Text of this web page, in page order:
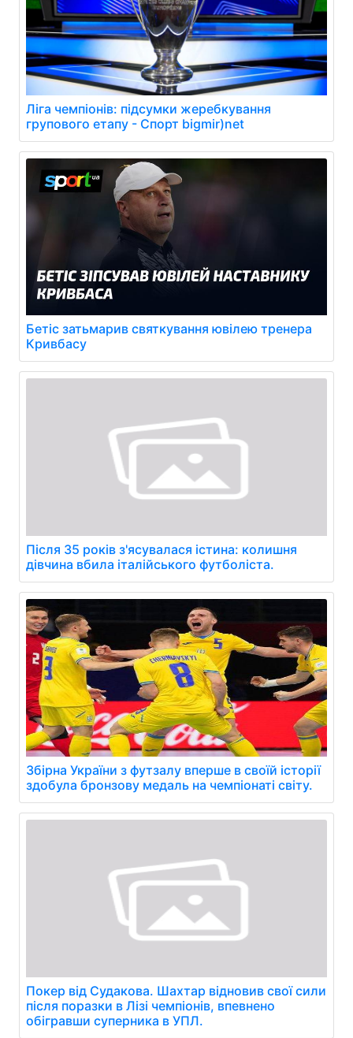
Ліга чемпіонів: підсумки жеребкування
групового етапу - Спорт bigmir)net
Бетіс затьмарив святкування ювілею тренера
Кривбасу
Після 35 років з'ясувалася істина: колишня
дівчина вбила італійського футболіста.
Збірна України з футзалу вперше в своїй історії
здобула бронзову медаль на чемпіонаті світу.
Покер від Судакова. Шахтар відновив свої сили
після поразки в Лізі чемпіонів, впевнено
обігравши суперника в УПЛ.